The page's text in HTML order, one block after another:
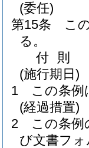
(委任)
第15条
こ
る。
付 則
(施行期日)
1
この条例
(経過措置)
2
この条例
び文書フ